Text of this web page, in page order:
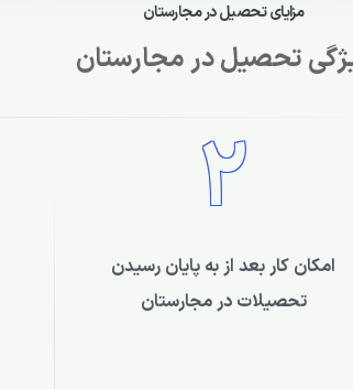
مزایای تحصیل در مجارستان
تحصیل در مجارستان
2
امکان کار بعد از به پایان رسیدن
تحصیلات در مجارستان